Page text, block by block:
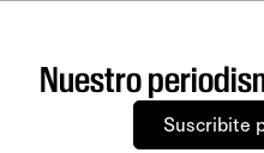
Nuestro
Suscribite